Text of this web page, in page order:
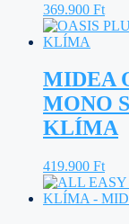
369.900 Ft
MIDEA
MONO
KLÍMA
419.900 Ft